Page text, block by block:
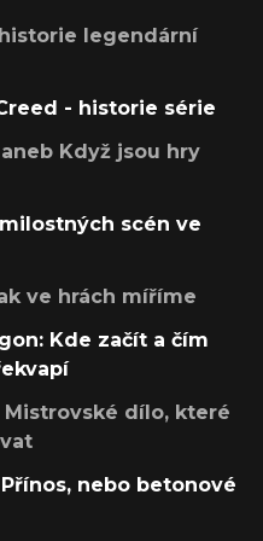
legendární
- historie série
Když jsou hry
scén ve
ve hrách míříme
Kde začít a čím
Mistrovské dílo, které
nebo betonové